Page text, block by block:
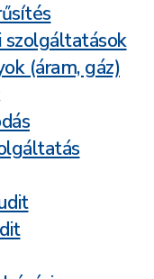
szolgáltatások
(áram, gáz)